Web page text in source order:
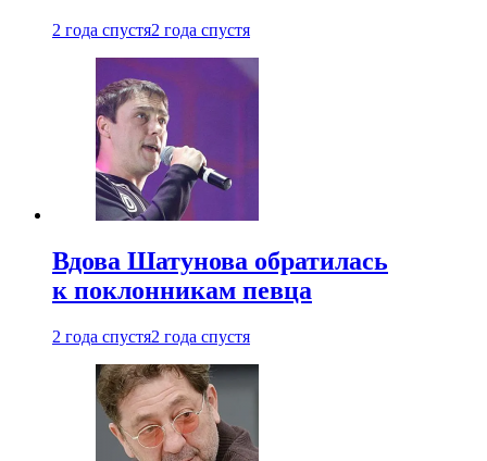
2 года спустя2 года спустя
Вдова Шатунова обратилась
к поклонникам певца
2 года спустя2 года спустя